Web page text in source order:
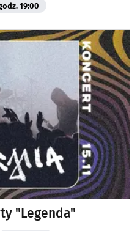
19:00
"Legenda"